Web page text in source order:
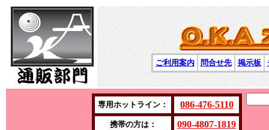
ご利用案内 問合せ先 掲示板
専用ホットライン： 086-476-5110
携帯の方は： 090-4807-1819